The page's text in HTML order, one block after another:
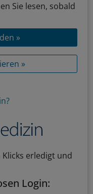
Sie lesen, sobald
»
»
erledigt und
Login: